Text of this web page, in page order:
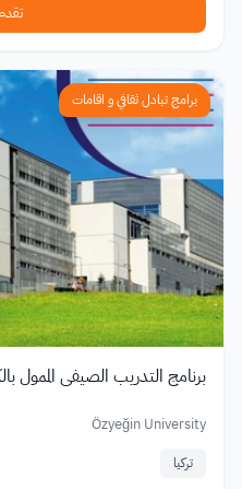
برامج تبادل ثقافي و اقامات
برنامج التدريب الصيفي الممول
Özyeğin University
تركيا